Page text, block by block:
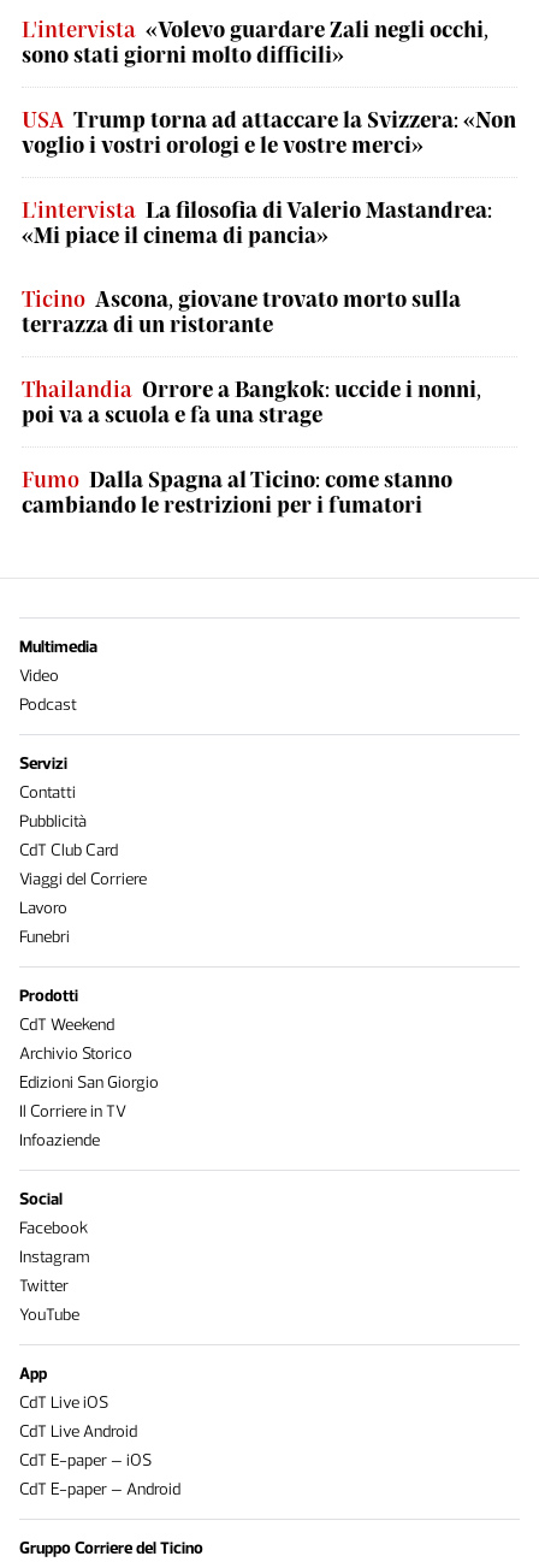
L'intervista «Volevo guardare Zali negli occhi,
sono stati giorni molto difficili»
USA Trump torna ad attaccare la Svizzera: «Non
voglio i vostri orologi e le vostre merci»
L'intervista La filosofia di Valerio Mastandrea:
«Mi piace il cinema di pancia»
Ticino Ascona, giovane trovato morto sulla
terrazza di un ristorante
Thailandia Orrore a Bangkok: uccide i nonni,
poi va a scuola e fa una strage
Fumo Dalla Spagna al Ticino: come stanno
cambiando le restrizioni per i fumatori
Multimedia
Video
Podcast
Servizi
Contatti
Pubblicità
CdT Club Card
Viaggi del Corriere
Lavoro
Funebri
Prodotti
CdT Weekend
Archivio Storico
Edizioni San Giorgio
Il Corriere in TV
Infoaziende
Social
Facebook
Instagram
Twitter
YouTube
App
CdT Live iOS
CdT Live Android
CdT E-paper – iOS
CdT E-paper – Android
Gruppo Corriere del Ticino